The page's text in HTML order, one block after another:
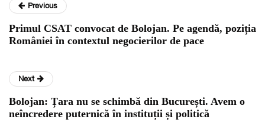
Previous
Primul CSAT convocat de Bolojan. Pe agendă, poziția
României în contextul negocierilor de pace
Next
Bolojan: Țara nu se schimbă din București. Avem o
neîncredere puternică în instituții și politică